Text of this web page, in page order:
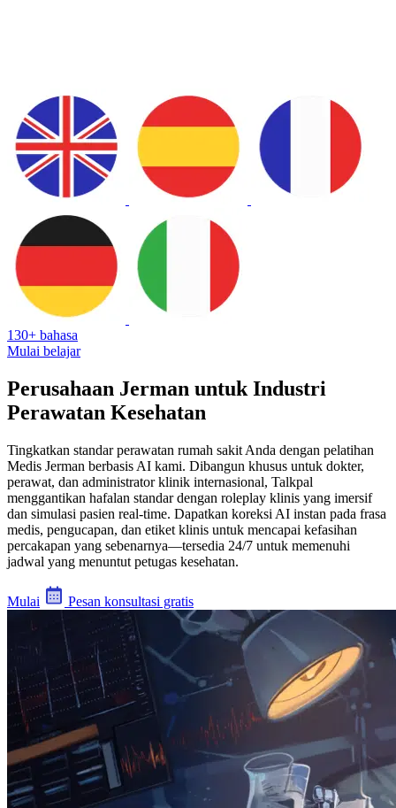
130+ bahasa
Mulai belajar
Perusahaan Jerman untuk Industri
Perawatan Kesehatan
Tingkatkan standar perawatan rumah sakit Anda dengan pelatihan
Medis Jerman berbasis AI kami. Dibangun khusus untuk dokter,
perawat, dan administrator klinik internasional, Talkpal
menggantikan hafalan standar dengan roleplay klinis yang imersif
dan simulasi pasien real-time. Dapatkan koreksi AI instan pada frasa
medis, pengucapan, dan etiket klinis untuk mencapai kefasihan
percakapan yang sebenarnya—tersedia 24/7 untuk memenuhi
jadwal yang menuntut petugas kesehatan.
Mulai Pesan konsultasi gratis